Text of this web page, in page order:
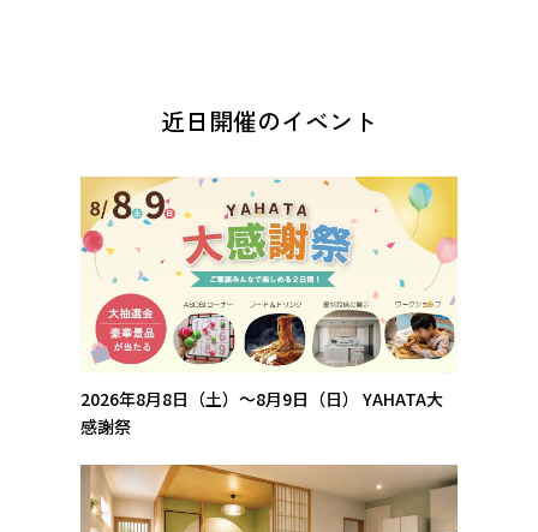
近日開催のイベント
2026年8月8日（土）～8月9日（日） YAHATA大
感謝祭